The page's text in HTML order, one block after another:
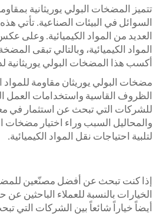
تتميز المضخات البولي يوريثانية
السوائل في البيئات الصناعية. تأتي
العديد من المواد الكيميائية. وعلى
المواد الكيميائية، وبالتالي تبقى
أكسب هذا المضخات البولي يوريثانية
مضخات البولي يوريثان مقاومة للمواد
الظروف القاسية واستخدامات العمل
للشركات التي تبحث عن استثمار في
والمحاليل السبب وراء اختيار مضخات
لتلبية احتياجات نقل المواد الكيميائية.
إذا كنت تبحث عن أفضل مصنّعين
الخيارات بالنسبة للعملاء الباحثين
أيضاً خياراً شائعاً بين الشركات التي